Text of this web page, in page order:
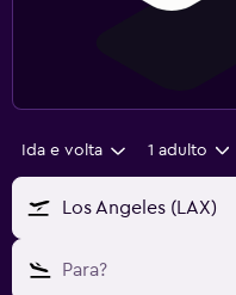
Ida e volta 1 adulto
Los Angeles (LAX)
Para?